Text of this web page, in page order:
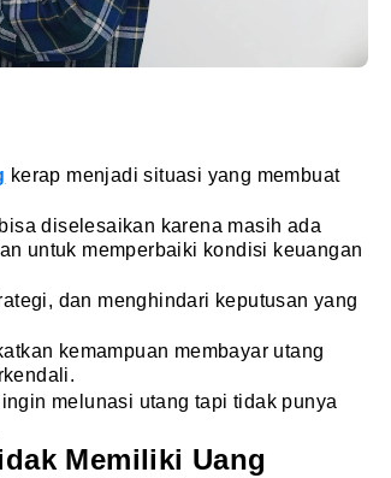
kerap menjadi situasi yang membuat
diselesaikan karena masih ada
untuk memperbaiki kondisi keuangan
dan menghindari keputusan yang
kemampuan membayar utang
melunasi utang tapi tidak punya
Memiliki Uang